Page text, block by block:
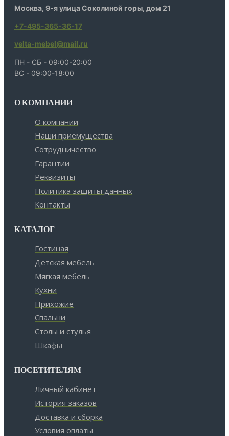
Москва, 9-я улица Соколиной горы, дом 21
+7-495-365-36-17
velta-mebel@mail.ru
ПН - СБ - 09:00-20:00
ВС - 09:00-18:00
О КОМПАНИИ
О компании
Наши приемущества
Сотрудничество
Гарантии
Реквизиты
Политика защиты данных
Контакты
КАТАЛОГ
Гостиная
Детская мебель
Мягкая мебель
Кухни
Прихожие
Спальни
Столы и стулья
Шкафы
ПОСЕТИТЕЛЯМ
Личный кабинет
История заказов
Доставка и сборка
Условия оплаты